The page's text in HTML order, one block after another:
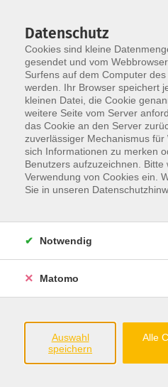
Skip to main content
Der Kurs konnte nicht
im Landkreis Grafschaft Bentheim
Steinmaate 2
Datenschutz
Cookies sind kleine
gesendet und vom
Surfens auf dem Computer
werden. Ihr Browser speichert
kleinen Datei, die Cookie
weitere Seite vom Server
das Cookie an den Server
zuverlässiger Mechanismus für
sich Informationen zu merken
Benutzers aufzuzeichnen. Bitte
Verwendung von Cookies ein.
Sie in unseren
Notwendig
Matomo
Auswahl
speichern
Alle